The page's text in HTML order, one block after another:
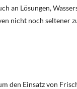
an Lösungen,
nicht noch seltener
den Einsatz von